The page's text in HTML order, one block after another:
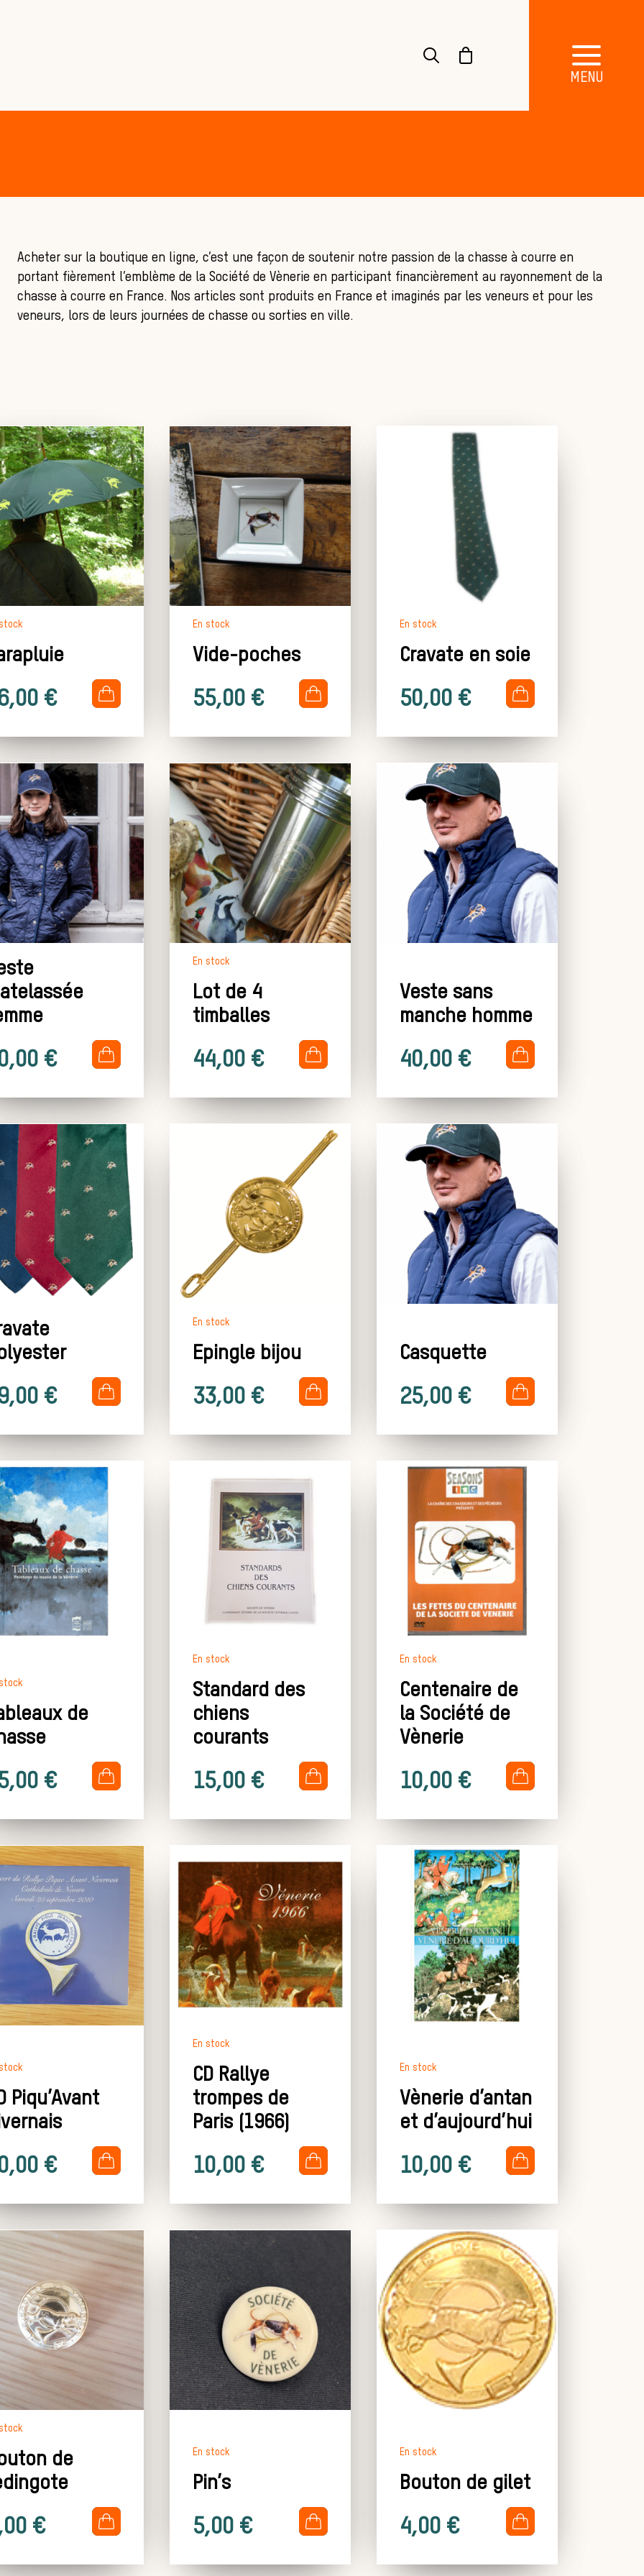
Acheter sur la boutique en ligne, c’est une façon de soutenir notre passion de la chasse à courre en
portant fièrement l’emblème de la Société de Vènerie en participant financièrement au rayonnement de la
chasse à courre en France. Nos articles sont produits en France et imaginés par les veneurs et pour les
veneurs, lors de leurs journées de chasse ou sorties en ville.
.
€
En stock
Vide-poches
.
55,00 €
En stock
Cravate en soie
.
50,00 €
.
€
En stock
Lot de 4
timballes
.
44,00 €
Veste sans
manche homme
.
40,00 €
.
€
En stock
Epingle bijou
.
33,00 €
Casquette
.
25,00 €
de
.
€
En stock
Standard des
chiens
courants
.
15,00 €
En stock
Centenaire de
la Société de
Vènerie
.
10,00 €
Piqu’Avant
.
€
En stock
CD Rallye
trompes de
Paris (1966)
.
10,00 €
En stock
Vènerie d’antan
et d’aujourd’hui
.
10,00 €
de
.
€
En stock
Pin’s
.
5,00 €
En stock
Bouton de gilet
.
4,00 €